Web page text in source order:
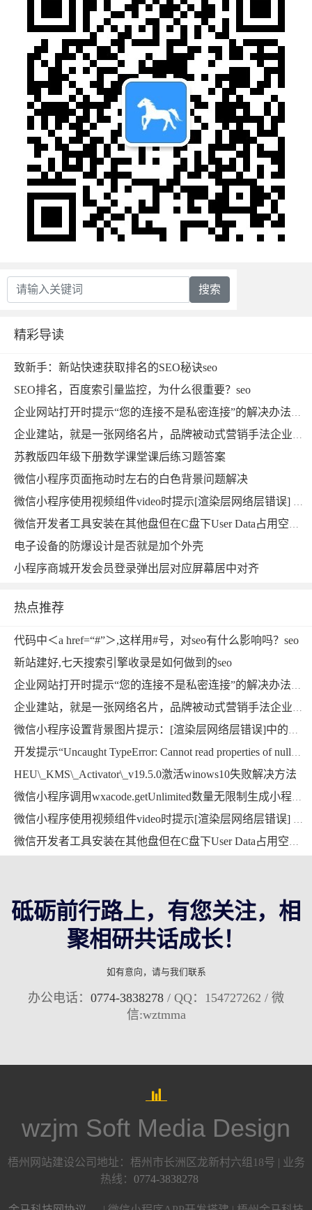
搜索
精彩导读
致新手：新站快速获取排名的SEO秘诀seo
SEO排名，百度索引量监控，为什么很重要？seo
苏教版四年级下册数学课堂课后练习题答案
微信小程序页面拖动时左右的白色背景问题解决
电子设备的防爆设计是否就是加个外壳
小程序商城开发会员登录弹出层对应屏幕居中对齐
热点推荐
代码中＜a href=“#”＞,这样用#号，对seo有什么影响吗？seo
新站建好,七天搜索引擎收录是如何做到的seo
HEU\_KMS\_Activator\_v19.5.0激活winows10失败解决方法
砥砺前行路上，有您关注，相
聚相研共话成长！
如有意向，请与我们联系
办公电话： 0774-3838278 / QQ：154727262 / 微
信:wztmma
wzjm Soft Media Design
梧州网站建设公司地址：梧州市长洲区龙新村六组18号 | 业务
热线： 0774-3838278